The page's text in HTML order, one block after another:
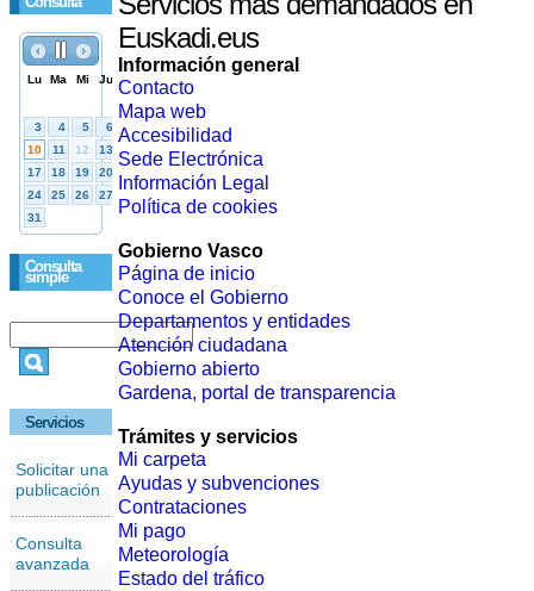
Consulta
simple
Servicios
Solicitar una
publicación
Consulta
avanzada
Euskadi.eus
Información general
Contacto
Mapa web
Accesibilidad
Sede Electrónica
Información Legal
Política de cookies
Gobierno Vasco
Página de inicio
Conoce el Gobierno
Departamentos y entidades
Atención ciudadana
Gobierno abierto
Gardena, portal de transparencia
Trámites y servicios
Mi carpeta
Ayudas y subvenciones
Contrataciones
Mi pago
Meteorología
Estado del tráfico